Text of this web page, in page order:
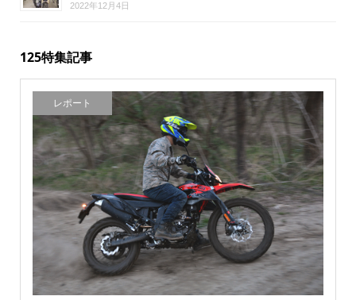
2022年12月4日
125特集記事
レポート